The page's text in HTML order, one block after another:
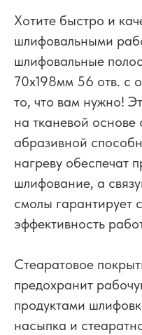
Хотите быстро и
шлифовальными
шлифовальные
70x198мм 56 отв. с
то, что вам нужно!
на тканевой
абразивной
нагреву обеспечат
шлифование, а
смолы гарантирует
эффективность
Стеаратовое
предохранит
продуктами
насыпка и